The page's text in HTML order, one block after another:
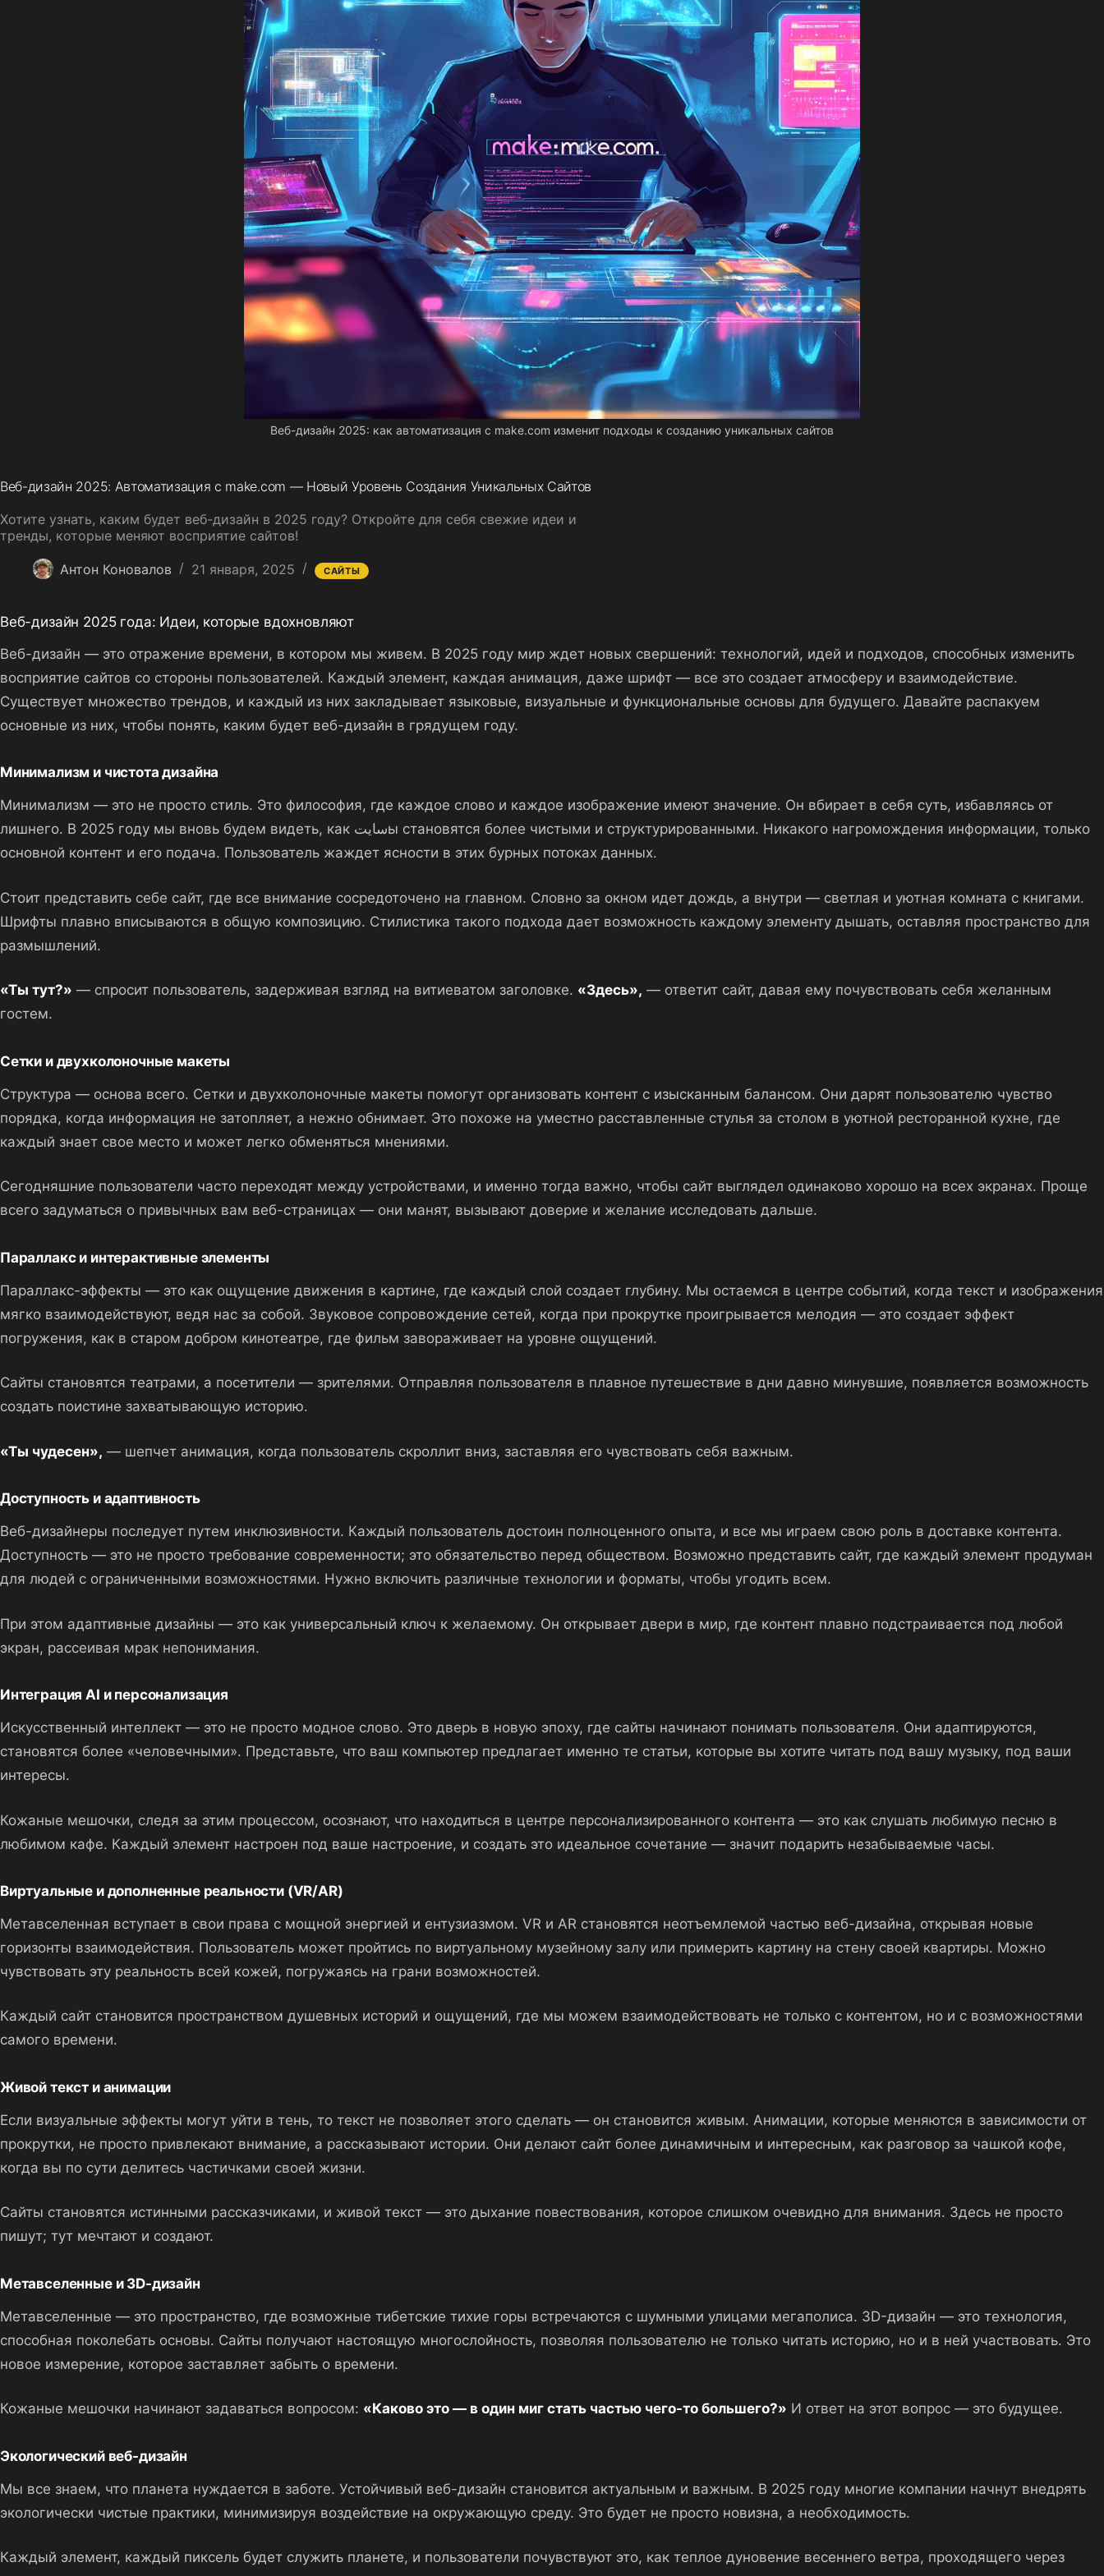
Веб-дизайн 2025: как автоматизация с make.com изменит подходы к созданию уникальных сайтов
Веб-дизайн 2025: Автоматизация с make.com — Новый Уровень Создания Уникальных Сайтов
Хотите узнать, каким будет веб-дизайн в 2025 году? Откройте для себя свежие идеи и
тренды, которые меняют восприятие сайтов!
Антон Коновалов 21 января, 2025 САЙТЫ
Веб-дизайн 2025 года: Идеи, которые вдохновляют
Веб-дизайн — это отражение времени, в котором мы живем. В 2025 году мир ждет новых свершений: технологий, идей и подходов, способных изменить
восприятие сайтов со стороны пользователей. Каждый элемент, каждая анимация, даже шрифт — все это создает атмосферу и взаимодействие.
Существует множество трендов, и каждый из них закладывает языковые, визуальные и функциональные основы для будущего. Давайте распакуем
основные из них, чтобы понять, каким будет веб-дизайн в грядущем году.
Минимализм и чистота дизайна
Минимализм — это не просто стиль. Это философия, где каждое слово и каждое изображение имеют значение. Он вбирает в себя суть, избавляясь от
лишнего. В 2025 году мы вновь будем видеть, как سایتы становятся более чистыми и структурированными. Никакого нагромождения информации, только
основной контент и его подача. Пользователь жаждет ясности в этих бурных потоках данных.
Стоит представить себе сайт, где все внимание сосредоточено на главном. Словно за окном идет дождь, а внутри — светлая и уютная комната с книгами.
Шрифты плавно вписываются в общую композицию. Стилистика такого подхода дает возможность каждому элементу дышать, оставляя пространство для
размышлений.
«Ты тут?» — спросит пользователь, задерживая взгляд на витиеватом заголовке. «Здесь», — ответит сайт, давая ему почувствовать себя желанным
гостем.
Сетки и двухколоночные макеты
Структура — основа всего. Сетки и двухколоночные макеты помогут организовать контент с изысканным балансом. Они дарят пользователю чувство
порядка, когда информация не затопляет, а нежно обнимает. Это похоже на уместно расставленные стулья за столом в уютной ресторанной кухне, где
каждый знает свое место и может легко обменяться мнениями.
Сегодняшние пользователи часто переходят между устройствами, и именно тогда важно, чтобы сайт выглядел одинаково хорошо на всех экранах. Проще
всего задуматься о привычных вам веб-страницах — они манят, вызывают доверие и желание исследовать дальше.
Параллакс и интерактивные элементы
Параллакс-эффекты — это как ощущение движения в картине, где каждый слой создает глубину. Мы остаемся в центре событий, когда текст и изображения
мягко взаимодействуют, ведя нас за собой. Звуковое сопровождение сетей, когда при прокрутке проигрывается мелодия — это создает эффект
погружения, как в старом добром кинотеатре, где фильм завораживает на уровне ощущений.
Сайты становятся театрами, а посетители — зрителями. Отправляя пользователя в плавное путешествие в дни давно минувшие, появляется возможность
создать поистине захватывающую историю.
«Ты чудесен», — шепчет анимация, когда пользователь скроллит вниз, заставляя его чувствовать себя важным.
Доступность и адаптивность
Веб-дизайнеры последует путем инклюзивности. Каждый пользователь достоин полноценного опыта, и все мы играем свою роль в доставке контента.
Доступность — это не просто требование современности; это обязательство перед обществом. Возможно представить сайт, где каждый элемент продуман
для людей с ограниченными возможностями. Нужно включить различные технологии и форматы, чтобы угодить всем.
При этом адаптивные дизайны — это как универсальный ключ к желаемому. Он открывает двери в мир, где контент плавно подстраивается под любой
экран, рассеивая мрак непонимания.
Интеграция AI и персонализация
Искусственный интеллект — это не просто модное слово. Это дверь в новую эпоху, где сайты начинают понимать пользователя. Они адаптируются,
становятся более «человечными». Представьте, что ваш компьютер предлагает именно те статьи, которые вы хотите читать под вашу музыку, под ваши
интересы.
Кожаные мешочки, следя за этим процессом, осознают, что находиться в центре персонализированного контента — это как слушать любимую песню в
любимом кафе. Каждый элемент настроен под ваше настроение, и создать это идеальное сочетание — значит подарить незабываемые часы.
Виртуальные и дополненные реальности (VR/AR)
Метавселенная вступает в свои права с мощной энергией и ентузиазмом. VR и AR становятся неотъемлемой частью веб-дизайна, открывая новые
горизонты взаимодействия. Пользователь может пройтись по виртуальному музейному залу или примерить картину на стену своей квартиры. Можно
чувствовать эту реальность всей кожей, погружаясь на грани возможностей.
Каждый сайт становится пространством душевных историй и ощущений, где мы можем взаимодействовать не только с контентом, но и с возможностями
самого времени.
Живой текст и анимации
Если визуальные эффекты могут уйти в тень, то текст не позволяет этого сделать — он становится живым. Анимации, которые меняются в зависимости от
прокрутки, не просто привлекают внимание, а рассказывают истории. Они делают сайт более динамичным и интересным, как разговор за чашкой кофе,
когда вы по сути делитесь частичками своей жизни.
Сайты становятся истинными рассказчиками, и живой текст — это дыхание повествования, которое слишком очевидно для внимания. Здесь не просто
пишут; тут мечтают и создают.
Метавселенные и 3D-дизайн
Метавселенные — это пространство, где возможные тибетские тихие горы встречаются с шумными улицами мегаполиса. 3D-дизайн — это технология,
способная поколебать основы. Сайты получают настоящую многослойность, позволяя пользователю не только читать историю, но и в ней участвовать. Это
новое измерение, которое заставляет забыть о времени.
Кожаные мешочки начинают задаваться вопросом: «Каково это — в один миг стать частью чего-то большего?» И ответ на этот вопрос — это будущее.
Экологический веб-дизайн
Мы все знаем, что планета нуждается в заботе. Устойчивый веб-дизайн становится актуальным и важным. В 2025 году многие компании начнут внедрять
экологически чистые практики, минимизируя воздействие на окружающую среду. Это будет не просто новизна, а необходимость.
Каждый элемент, каждый пиксель будет служить планете, и пользователи почувствуют это, как теплое дуновение весеннего ветра, проходящего через